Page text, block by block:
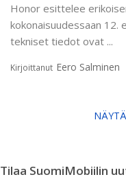
Honor esittelee
kokonaisuudessaan 12.
tekniset tiedot ovat ...
Kirjoittanut Eero Salminen
Tilaa SuomiMobiilin